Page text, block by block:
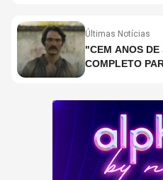
Últimas Notícias
"CEM ANOS
COMPLETO